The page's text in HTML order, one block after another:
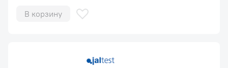
В корзину